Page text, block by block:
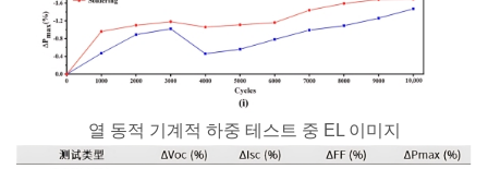
열 동적 기계적 하중 테스트 중 EL 이미지